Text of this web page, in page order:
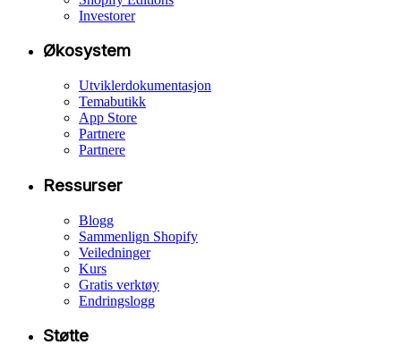
Investorer
Økosystem
Utviklerdokumentasjon
Temabutikk
App Store
Partnere
Partnere
Ressurser
Blogg
Sammenlign Shopify
Veiledninger
Kurs
Gratis verktøy
Endringslogg
Støtte